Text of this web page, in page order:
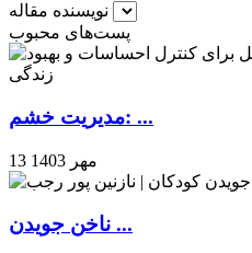
نویسنده مقاله
پست‌های محبوب
مدیریت خشم: ...
13 مهر 1403
ناخن جویدن ...